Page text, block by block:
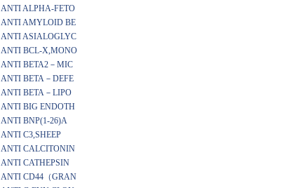
ANTI ALPHA-FETO
ANTI AMYLOID BE
ANTI ASIALOGLYC
ANTI BCL-X,MONO
ANTI BETA2－MIC
ANTI BETA－DEFE
ANTI BETA－LIPO
ANTI BIG ENDOTH
ANTI BNP(1-26)A
ANTI C3,SHEEP
ANTI CALCITONIN
ANTI CATHEPSIN
ANTI CD44（GRAN